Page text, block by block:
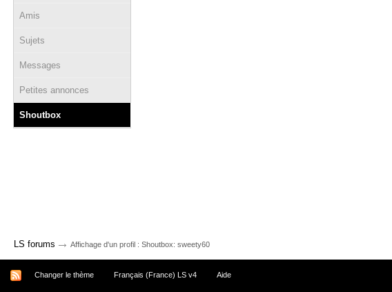
Amis
Sujets
Messages
Petites annonces
Shoutbox
LS forums → Affichage d'un profil : Shoutbox: sweety60
Changer le thème Français (France) LS v4 Aide